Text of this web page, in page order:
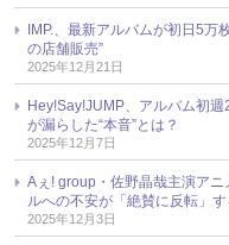
IMP.、最新アルバムが初日5
の店舗販売”
2025年12月21日
Hey!Say!JUMP、アルバム初
が漏らした“本音”とは？
2025年12月7日
Aぇ! group・佐野晶哉主演ア
ルへの不安が「絶賛に反転」
2025年12月3日